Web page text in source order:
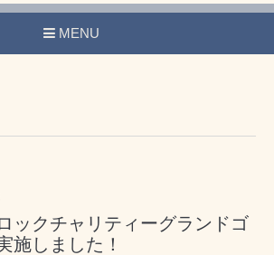
MENU
ックチャリティーグランドゴ
施しました！